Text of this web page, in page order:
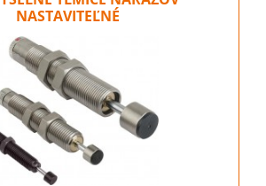
NASTAVITEĽNÉ